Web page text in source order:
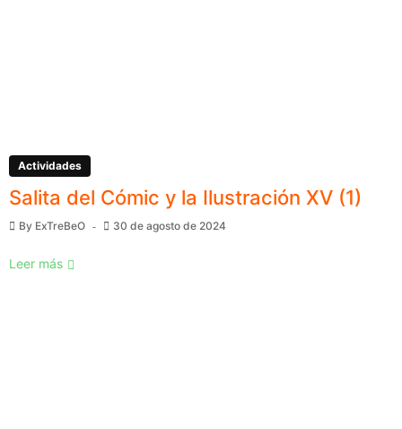
Actividades
Salita del Cómic y la Ilustración XV (1)
By ExTreBeO 30 de agosto de 2024
Leer más